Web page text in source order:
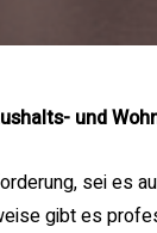
und
sei es
gibt es